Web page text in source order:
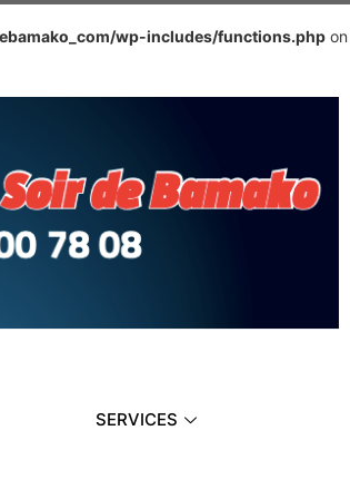
wp-includes/functions.php on
SERVICES